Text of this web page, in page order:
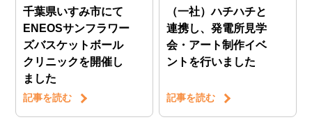
千葉県いすみ市にて
ENEOSサンフラワー
ズバスケットボール
クリニックを開催し
ました
記事を読む
（一社）ハチハチと
連携し、発電所見学
会・アート制作イベ
ントを行いました
記事を読む